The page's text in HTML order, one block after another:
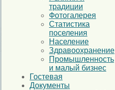
традиции
Фотогалерея
Статистика
поселения
Население
Здравоохранение
Промышленность
и малый бизнес
Гостевая
Документы